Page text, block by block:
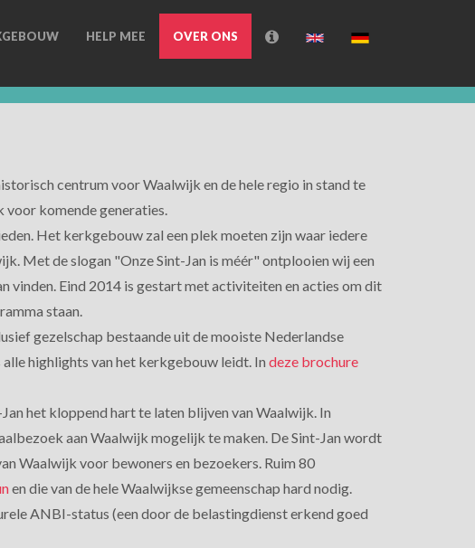
HELP MEE OVER ONS
centrum voor Waalwijk en de hele regio in stand te
voor komende generaties.
Het kerkgebouw zal een plek moeten zijn waar iedere
Met de slogan "Onze Sint-Jan is méér" ontplooien wij een
vinden. Eind 2014 is gestart met activiteiten en acties om dit
staan.
gezelschap bestaande uit de mooiste Nederlandse
highlights van het kerkgebouw leidt. In deze brochure
het kloppend hart te laten blijven van Waalwijk. In
aan Waalwijk mogelijk te maken. De Sint-Jan wordt
Waalwijk voor bewoners en bezoekers. Ruim 80
en die van de hele Waalwijkse gemeenschap hard nodig.
ANBI-status (een door de belastingdienst erkend goed